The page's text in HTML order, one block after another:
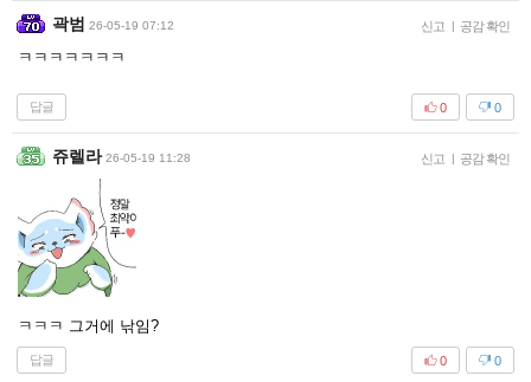
곽범 26-05-19 07:12 신고 | 공감 확인
ㅋㅋㅋㅋㅋㅋㅋ
답글 0
0
쥬렐라 26-05-19 11:28 신고 | 공감 확인
ㅋㅋㅋ 그거에 낚임?
답글 0
0